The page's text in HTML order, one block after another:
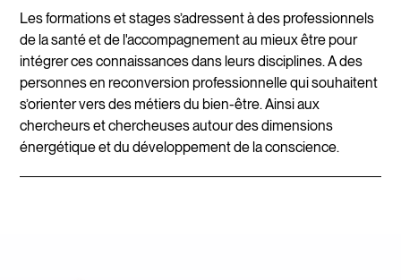
Les formations et stages s’adressent à des professionnels
de la santé et de l'accompagnement au mieux être pour
intégrer ces connaissances dans leurs disciplines. A des
personnes en reconversion professionnelle qui souhaitent
s’orienter vers des métiers du bien-être. Ainsi aux
chercheurs et chercheuses autour des dimensions
énergétique et du développement de la conscience.